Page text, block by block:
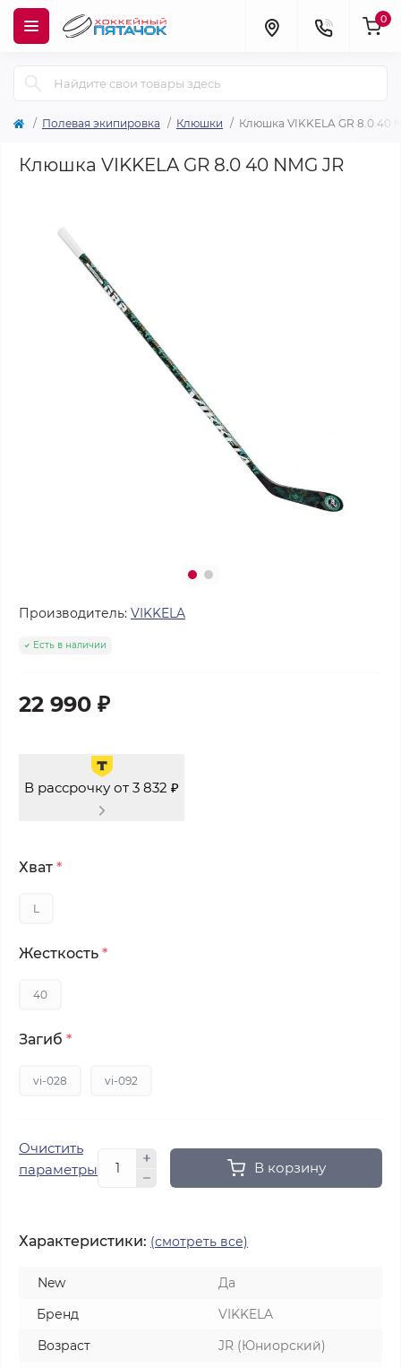
0
Полевая экипировка Клюшки Клюшка VIKKELA GR 8.0 40
Клюшка VIKKELA GR 8.0 40 NMG JR
Производитель: VIKKELA
Есть в наличии
22 990 ₽
В рассрочку от 3 832 ₽
Хват *
L
Жесткость *
40
Загиб *
vi-028 vi-092
Очистить
параметры
В корзину
Характеристики: (смотреть все)
New
Да
Бренд
VIKKELA
Возраст
JR (Юниорский)